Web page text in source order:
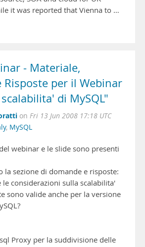
it was reported that Vienna to …
- Materiale,
Risposte per il Webinar
di MySQL"
on Fri 13 Jun 2008 17:18 UTC
, MySQL
webinar e le slide sono presenti
la sezione di domande e risposte:
le considerazioni sulla scalabilita'
sono valide anche per la versione
Proxy per la suddivisione delle